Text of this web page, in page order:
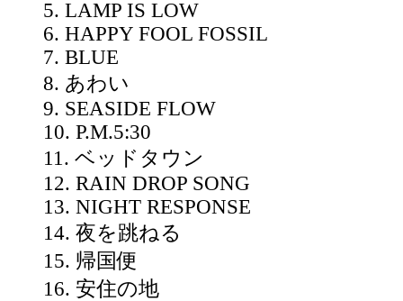
5. LAMP IS LOW
6. HAPPY FOOL FOSSIL
7. BLUE
8. あわい
9. SEASIDE FLOW
10. P.M.5:30
11. ベッドタウン
12. RAIN DROP SONG
13. NIGHT RESPONSE
14. 夜を跳ねる
15. 帰国便
16. 安住の地